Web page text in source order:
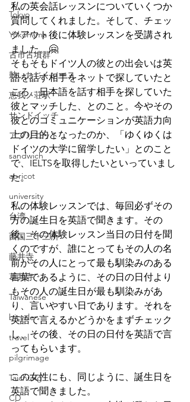
Tokyo
Yokohama
古市古墳群
鼓いちじくソース
恵我ノ荘駅
サンドイッチ
アプリコット
sandwich
apricot
university
台湾
西国三十三所
藤井寺
葛井寺
Taiwanese
bicycle
travel
pilgrimage
Taichung
CD
私の英会話レッスンについていくつか
質問してくれました。そして、チェッ
クアウト後に体験レッスンを受講され
ました。🤗
そもそもドイツ人の彼との出会いは英
語を話す相手をネットで探していたと
ころ、日本語を話す相手を探していた
彼とマッチした、とのこと。今やその
彼とのコミュニケーションが英語力向
上の目的となったのか、「ゆくゆくは
ドイツの大学に留学したい」とのこと
で、IELTSを取得したいといっていまし
た。
私の体験レッスンでは、毎回必ずその
方の誕生日を英語で聞きます。その
後、その体験レッスン当日の日付を聞
くのですが、誰にとってもその人の名
前がその人にとって最も馴染みのある
言葉であるように、その日の日付より
もその人の誕生日が最も馴染みがあ
り、言いやすい日であります。それを
英語で言えるかどうかをまずチェック
し、その後、その日の日付を英語で言
ってもらいます。
この女性にも、同じように、誕生日を
英語で聞きました。